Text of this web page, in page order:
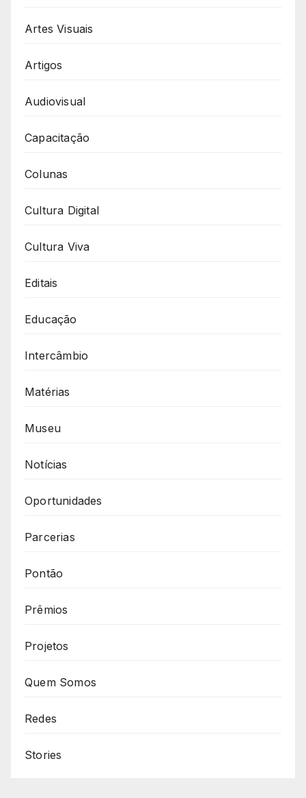
Artes Visuais
Artigos
Audiovisual
Capacitação
Colunas
Cultura Digital
Cultura Viva
Editais
Educação
Intercâmbio
Matérias
Museu
Notícias
Oportunidades
Parcerias
Pontão
Prêmios
Projetos
Quem Somos
Redes
Stories